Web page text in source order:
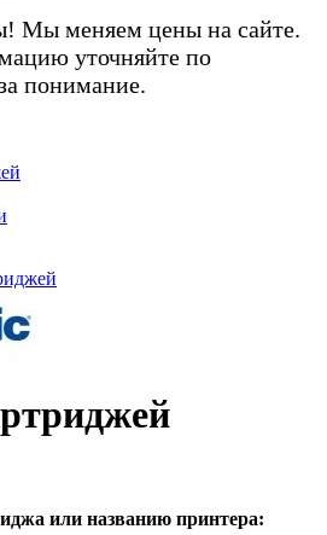
Мы меняем цены на сайте.
уточняйте по
понимание.
или названию принтера: